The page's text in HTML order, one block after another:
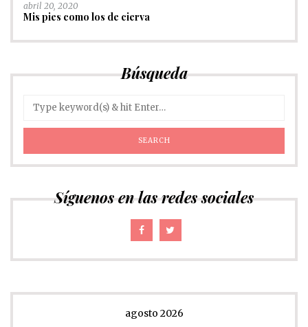
abril 20, 2020
Mis pies como los de cierva
Búsqueda
Síguenos en las redes sociales
agosto 2026